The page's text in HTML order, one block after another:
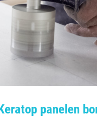
panelen